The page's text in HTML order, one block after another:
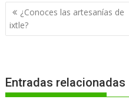
Navegación
de
entradas
¿Conoces las artesanías de
ixtle?
Entradas relacionadas